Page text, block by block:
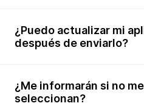
¿Puedo actualizar mi
después de enviarlo?
¿Me informarán si no me
seleccionan?